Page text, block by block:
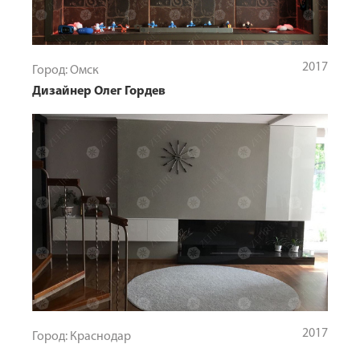
Город: Омск
2017
Дизайнер Олег Гордев
Город: Краснодар
2017